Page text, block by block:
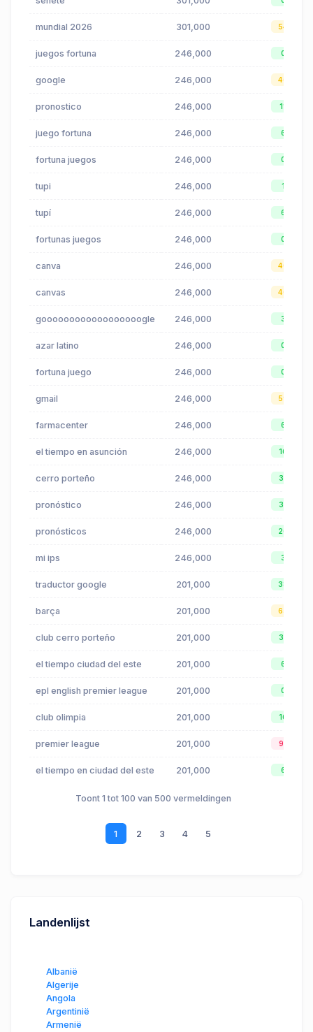
mundial 2026 301,000 54
juegos fortuna 246,000 0
google 246,000 46
pronostico 246,000 11
juego fortuna 246,000 6
fortuna juegos 246,000 0
tupi 246,000 1
tupí 246,000 6
fortunas juegos 246,000 0
canva 246,000 40
canvas 246,000 40
goooooooooooooooooogle 246,000 3
azar latino 246,000 0
fortuna juego 246,000 0
gmail 246,000 59
farmacenter 246,000 6
el tiempo en asunción 246,000 16
cerro porteño 246,000 31
pronóstico 246,000 31
pronósticos 246,000 26
mi ips 246,000 3
traductor google 201,000 38
barça 201,000 65
club cerro porteño 201,000 31
el tiempo ciudad del este 201,000 6
epl english premier league 201,000 0
club olimpia 201,000 16
premier league 201,000 91
el tiempo en ciudad del este 201,000 6
Toont 1 tot 100 van 500 vermeldingen
1 2 3 4 5
Landenlijst
Albanië
Algerije
Angola
Argentinië
Armenië